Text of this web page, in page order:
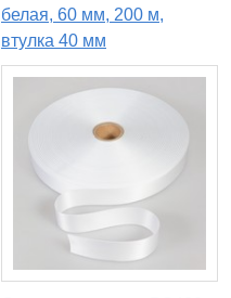
белая, 60 мм, 200 м,
втулка 40 мм